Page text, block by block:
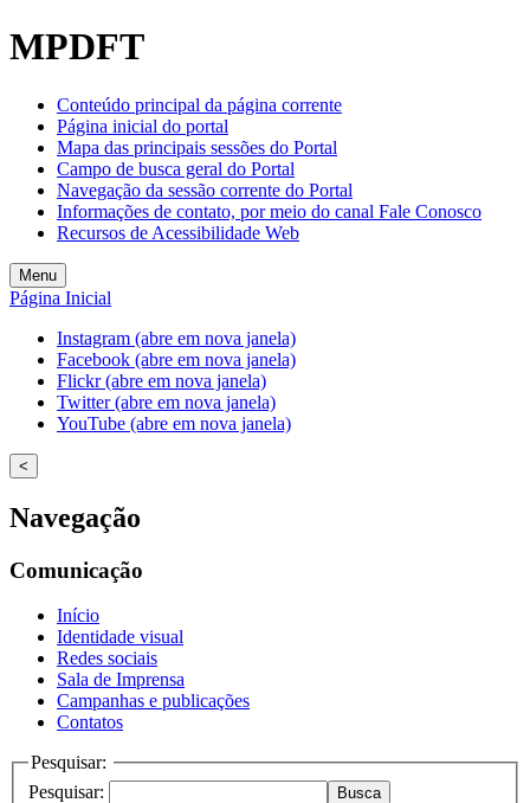
Welcome
to
One
Accessibility
screen
reader.
start
All
in
One
Accessibility
screen
reader,
press
"Ctrl
/".
This
shortcut
activates
screen
help
navigate
interact
the
content.
MPDFT
Conteúdo principal da página corrente
Página inicial do portal
Mapa das principais sessões do Portal
Campo de busca geral do Portal
Navegação da sessão corrente do Portal
Informações de contato, por meio do canal Fale Conosco
Recursos de Acessibilidade Web
Menu
Página Inicial
Instagram (abre em nova janela)
Facebook (abre em nova janela)
Flickr (abre em nova janela)
Twitter (abre em nova janela)
YouTube (abre em nova janela)
<
Navegação
Comunicação
Início
Identidade visual
Redes sociais
Sala de Imprensa
Campanhas e publicações
Contatos
Pesquisar:
Pesquisar:
Busca